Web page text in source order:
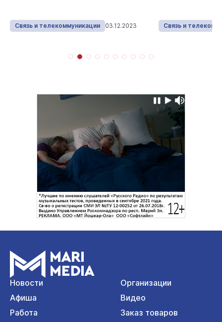
Связь и телекоммуникации 03.12.2023 Связь и
Новости
Организации
Афиша
Видео
Работа
Заказ товаров